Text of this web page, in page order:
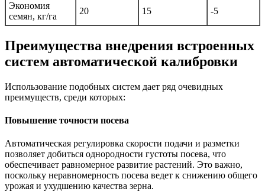
Экономия
семян, кг/га
20 15 -5
Преимущества внедрения встроенных
систем автоматической калибровки
Использование подобных систем дает ряд очевидных
преимуществ, среди которых:
Повышение точности посева
Автоматическая регулировка скорости подачи и разметки
позволяет добиться однородности густоты посева, что
обеспечивает равномерное развитие растений. Это важно,
поскольку неравномерность посева ведет к снижению общего
урожая и ухудшению качества зерна.